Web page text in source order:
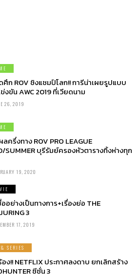
ศึก ROV ชิงแชมป์โลก!! การีน่าเผยรูปแบบ
งขัน AWC 2019 ที่เวียดนาม
26, 2019
ครึ่งทาง ROV PRO LEAGUE
SUMMER บุรีรัมย์ครองหัวตารางทิ้งห่างทุก
19, 2020
อย่างเป็นทางการ+เรื่องย่อ THE
3
17, 2019
SERIES
ง!! NETFLIX ประกาศลงดาบ ยกเลิกสร้าง
ซีซั่น 3